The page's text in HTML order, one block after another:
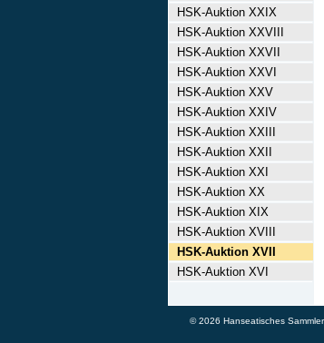
HSK-Auktion XXIX
HSK-Auktion XXVIII
HSK-Auktion XXVII
HSK-Auktion XXVI
HSK-Auktion XXV
HSK-Auktion XXIV
HSK-Auktion XXIII
HSK-Auktion XXII
HSK-Auktion XXI
HSK-Auktion XX
HSK-Auktion XIX
HSK-Auktion XVIII
HSK-Auktion XVII
HSK-Auktion XVI
© 2026 Hanseatisches